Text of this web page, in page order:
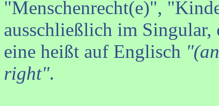
"Menschenrecht(e)",
ausschließlich im Singular,
eine heißt auf Englisch
right".